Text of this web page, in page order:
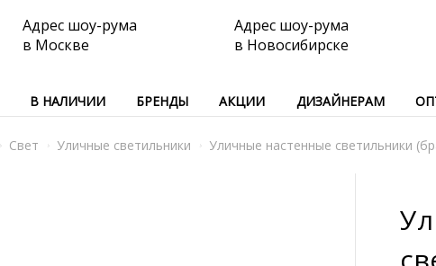
Адрес шоу-рума
в Москве
Адрес шоу-рума
в Новосибирске
В НАЛИЧИИ БРЕНДЫ АКЦИИ ДИЗАЙНЕРАМ
Свет Уличные светильники Уличные настенные светильники